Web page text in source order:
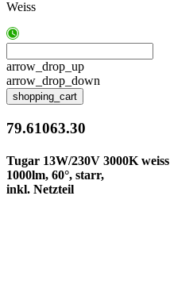
Weiss
arrow_drop_up
arrow_drop_down
shopping_cart
79.61063.30
Tugar 13W/230V 3000K weiss
1000lm, 60°, starr,
inkl. Netzteil